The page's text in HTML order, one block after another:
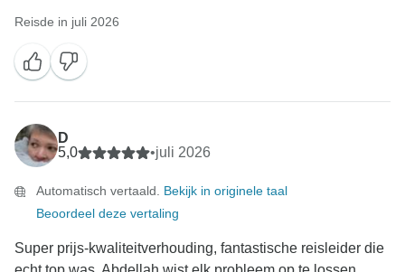
Reisde in juli 2026
D
5,0
•juli 2026
Automatisch vertaald. Bekijk in originele taal
Beoordeel deze vertaling
Super prijs-kwaliteitverhouding, fantastische reisleider die